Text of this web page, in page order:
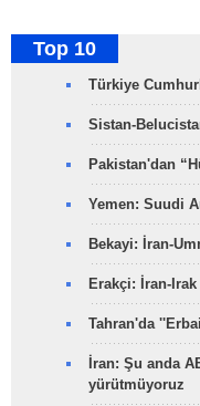
Top 10
Türkiye
Sistan-
Pakistan'dan
Yemen: Suudi
Bekayi: İran-
Erakçi: İran-
Tahran'da
İran: Şu anda
yürütmüyoruz